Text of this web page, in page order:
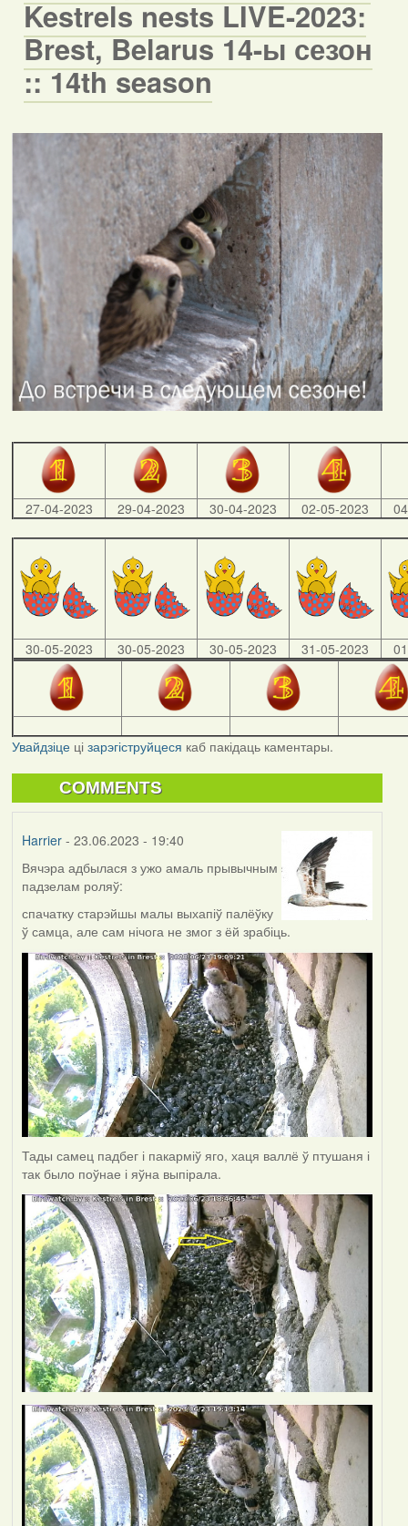
Kestrels nests LIVE-2023:
Brest, Belarus 14-ы сезон
:: 14th season
27-04-2023 29-04-2023 30-04-2023 02-05-2023
30-05-2023 30-05-2023 30-05-2023 31-05-2023
Увайдзіцеці зарэгіструйцеся каб пакідаць каментары.
COMMENTS
Harrier- 23.06.2023 - 19:40
Вячэра адбылася з ужо амаль прывычным
падзелам роляў:
спачатку старэйшы малы выхапіў палёўку
ў самца, але сам нічога не змог з ёй зрабіць.
Тады самец падбег і пакарміў яго, хаця валлё ў птушаня і
так было поўнае і яўна выпірала.